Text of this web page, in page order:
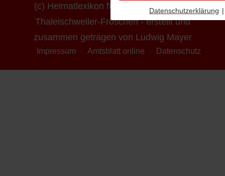
(c) Heimatlexikon für die Ortsgemeinde
Thaleischweiler-Fröschen - erstellt und
zusammen getragen von Ludwig Mayer
Impressum Amtsblatt online Datenschutz
Datenschutzerklärung |